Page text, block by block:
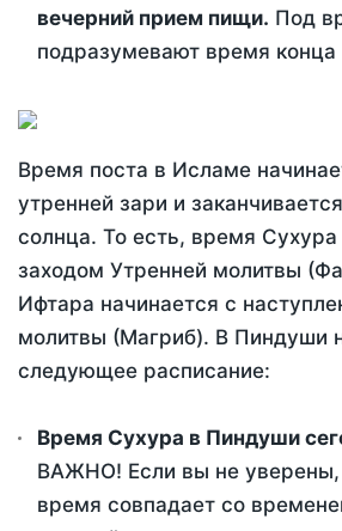
вечерний прием пищи. Под
подразумевают время конца
Время поста в Исламе
утренней зари и
солнца. То есть, время Сухура
заходом Утренней молитвы
Ифтара начинается с
молитвы (Магриб). В Пиндуши
следующее расписание:
Время Сухура в Пиндуши
ВАЖНО! Если вы не уверены,
время совпадает со